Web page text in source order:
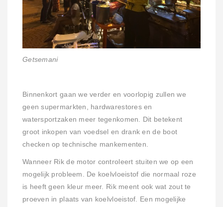
Getsemani
Binnenkort gaan we verder en voorlopig zullen we
geen supermarkten, hardwarestores en
watersportzaken meer tegenkomen. Dit betekent
groot inkopen van voedsel en drank en de boot
checken op technische mankementen.
Wanneer Rik de motor controleert stuiten we op een
mogelijk probleem. De koelvloeistof die normaal roze
is heeft geen kleur meer. Rik meent ook wat zout te
proeven in plaats van koelvloeistof. Een mogelijke